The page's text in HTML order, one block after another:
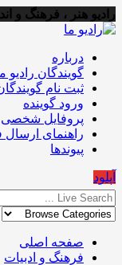
رادیو هنر ، فرهنگ و
درباره
گویندگان رادیو
ثبت نام
ورود گوینده
پروفایل شخصی
راهنمای
پیوندها
آپلود
صفحه اصلی
فرهنگ و ادبیات